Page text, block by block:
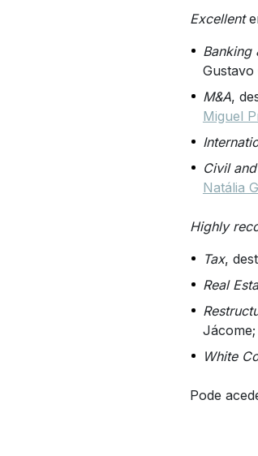
Excellent
Banking
Gustavo
M&A,
Miguel
Civil
Natália
Highly
Tax,
Real
Jácome;
White
Pode